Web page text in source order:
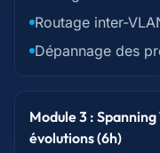
Routage inter-
Dépannage des
Module 3 :
évolutions (6h)